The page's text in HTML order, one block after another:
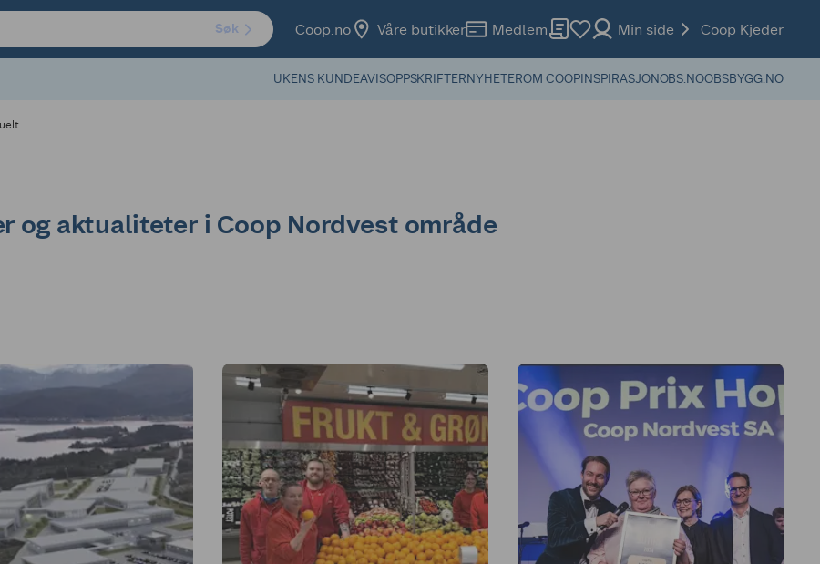
Søk Coop.no Våre butikker Medlem Min side Coop Kjeder
UKENS KUNDEAVISOPPSKRIFTERNYHETEROM COOPINSPIRASJONOBS.NOOBSBYGG.NO
og aktualiteter i Coop Nordvest område